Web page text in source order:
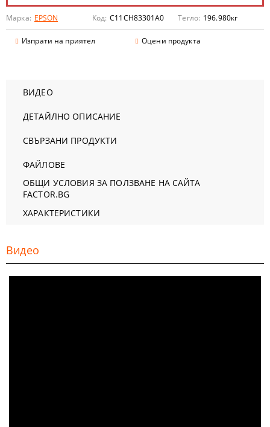
Марка: EPSON Код: C11CH83301A0 Тегло: 196.980кг
Изпрати на приятел Оцени продукта
ВИДЕО
ДЕТАЙЛНО ОПИСАНИЕ
СВЪРЗАНИ ПРОДУКТИ
ФАЙЛОВЕ
ОБЩИ УСЛОВИЯ ЗА ПОЛЗВАНЕ НА САЙТА
FACTOR.BG
ХАРАКТЕРИСТИКИ
Видео